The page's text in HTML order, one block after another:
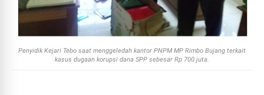
Penyidik Kejari Tebo saat menggeledah kantor PNPM MP Rimbo Bujang terkait
kasus dugaan korupsi dana SPP sebesar Rp 700 juta.